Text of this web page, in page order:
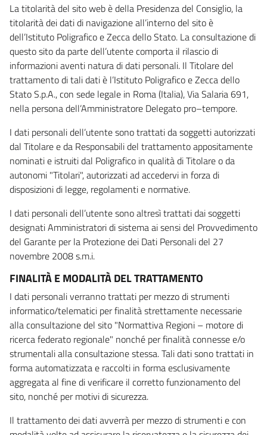
La titolarità del sito web è della Presidenza del Consiglio, la
titolarità dei dati di navigazione all’interno del sito è
dell’Istituto Poligrafico e Zecca dello Stato. La consultazione di
questo sito da parte dell’utente comporta il rilascio di
informazioni aventi natura di dati personali. Il Titolare del
trattamento di tali dati è l’Istituto Poligrafico e Zecca dello
Stato S.p.A., con sede legale in Roma (Italia), Via Salaria 691,
nella persona dell’Amministratore Delegato pro–tempore.
I dati personali dell’utente sono trattati da soggetti autorizzati
dal Titolare e da Responsabili del trattamento appositamente
nominati e istruiti dal Poligrafico in qualità di Titolare o da
autonomi "Titolari", autorizzati ad accedervi in forza di
disposizioni di legge, regolamenti e normative.
I dati personali dell’utente sono altresì trattati dai soggetti
designati Amministratori di sistema ai sensi del Provvedimento
del Garante per la Protezione dei Dati Personali del 27
novembre 2008 s.m.i.
FINALITÀ E MODALITÀ DEL TRATTAMENTO
I dati personali verranno trattati per mezzo di strumenti
informatico/telematici per finalità strettamente necessarie
alla consultazione del sito "Normattiva Regioni – motore di
ricerca federato regionale" nonché per finalità connesse e/o
strumentali alla consultazione stessa. Tali dati sono trattati in
forma automatizzata e raccolti in forma esclusivamente
aggregata al fine di verificare il corretto funzionamento del
sito, nonché per motivi di sicurezza.
Il trattamento dei dati avverrà per mezzo di strumenti e con